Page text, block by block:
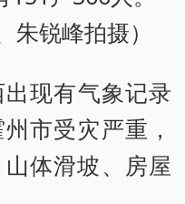
朱锐峰拍摄）
现有气象记录
市受灾严重，
体滑坡、房屋